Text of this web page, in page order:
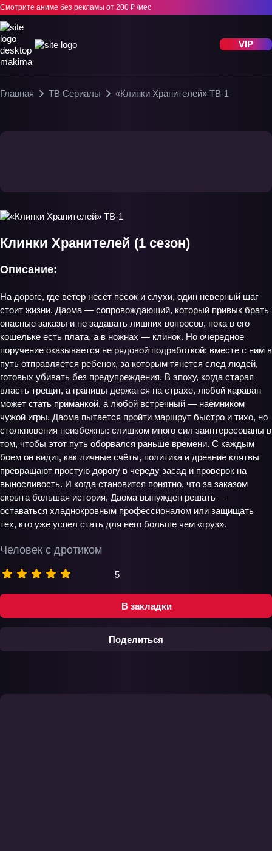
Смотрите аниме без рекламы от 200 ₽ /мес
VIP
Главная ТВ Сериалы «Клинки Хранителей» ТВ-1
В закладки
Поделиться
Клинки Хранителей (1 сезон)
Человек с дротиком
5
Описание:
На дороге, где ветер несёт песок и слухи, один неверный шаг
стоит жизни. Даома — сопровождающий, который привык брать
опасные заказы и не задавать лишних вопросов, пока в его
кошельке есть плата, а в ножнах — клинок. Но очередное
поручение оказывается не рядовой подработкой: вместе с ним в
путь отправляется ребёнок, за которым тянется след людей,
готовых убивать без предупреждения. В эпоху, когда старая
власть трещит, а границы держатся на страхе, любой караван
может стать приманкой, а любой встречный — наёмником
чужой игры. Даома пытается пройти маршрут быстро и тихо, но
столкновения неизбежны: слишком много сил заинтересованы в
том, чтобы этот путь оборвался раньше времени. С каждым
боем он видит, как личные счёты, политика и древние клятвы
превращают простую дорогу в череду засад и проверок на
выносливость. И когда становится понятно, что за заказом
скрыта большая история, Даома вынужден решать —
оставаться хладнокровным профессионалом или защищать
тех, кто уже успел стать для него больше чем «груз».